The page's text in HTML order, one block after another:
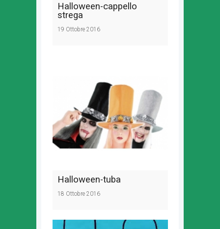
Halloween-cappello
strega
19 Ottobre 2016
Halloween-tuba
18 Ottobre 2016